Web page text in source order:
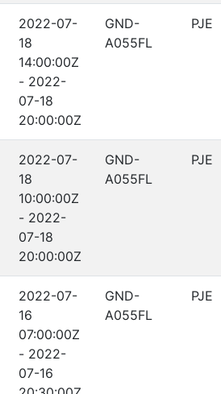
2022-07-
18
14:00:00Z
- 2022-
07-18
20:00:00Z
GND-
A055FL
PJE
2022-07-
18
10:00:00Z
- 2022-
07-18
20:00:00Z
GND-
A055FL
PJE
2022-07-
16
07:00:00Z
- 2022-
07-16
GND-
A055FL
PJE